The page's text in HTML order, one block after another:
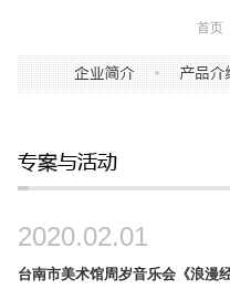
2020.02.01
台南市美术馆周岁音乐会《浪漫
首页